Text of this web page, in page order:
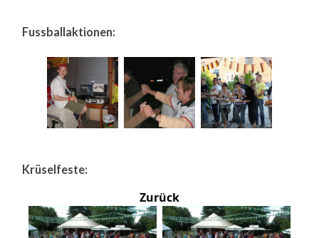
Fussballaktionen:
Krüselfeste:
Zurück